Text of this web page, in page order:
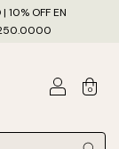
10% OFF EN
0